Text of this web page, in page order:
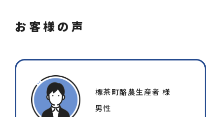
め速効性で、特に粗飼料の養分不足等に対するカ
ルシウム及び微量要素の補給に役立ちます。
お客様の声
標茶町酪農生産者 様
男性